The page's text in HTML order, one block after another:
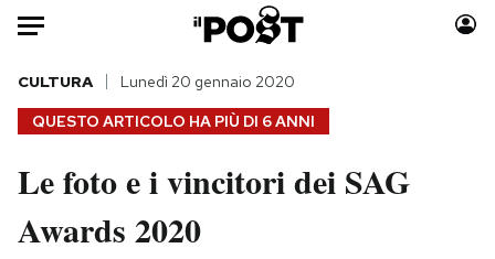
Auto
HOME
Italia
Politica
Moda
QUESTO ARTICOLO HA PIÙ DI 6 ANNI
CULTURA Lunedì 20 gennaio 2020
Le foto e i vincitori dei SAG
Awards 2020